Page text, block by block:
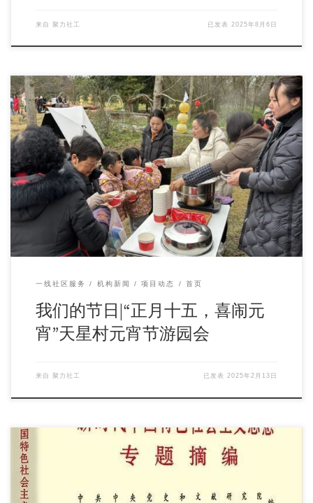
来自 聚力社工 已发表 2025年8月6日
和乐融融庆佳节，欢欢喜喜闹元宵。为更好地传承和弘扬中华
优秀传统文化，丰富辖区居民精神文化生活，增强文 […]
一线社区服务 机构新闻 项目动态 首页
我们的节日|“正月十五，喜闹元
宵”天星村元宵节游园会
来自 聚力社工 已发表2025年2月13日